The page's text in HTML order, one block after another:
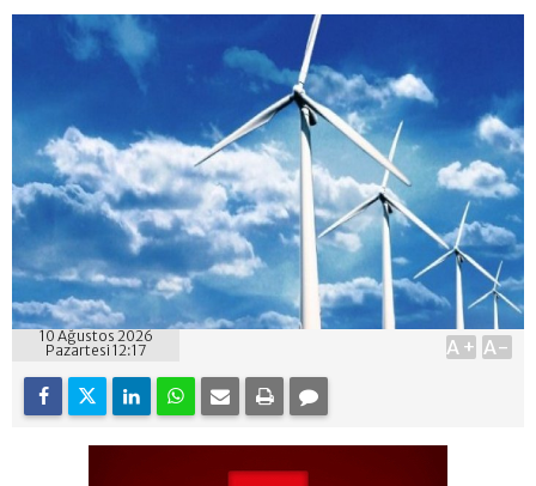
10 Ağustos 2026
Pazartesi 12:17
A+ A-